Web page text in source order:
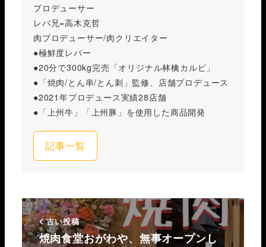
プロデューサー
レバ兄=高木克哲
肉プロデューサー/肉クリエイター
●極鮮度レバー
●20分で300kg完売「オリジナル林檎カルビ」
●「焼肉/とん串/とん刺」監修、店舗プロデュース
●2021年プロデュース実績28店舗
●「上州牛」「上州豚」を使用した商品開発
記事一覧
古い投稿
焼肉食堂おがわや、無事オープンし